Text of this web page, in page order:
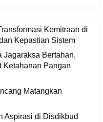
Kemitraan di
Kepastian Sistem
Jagaraksa Bertahan,
Ketahanan Pangan
Matangkan
Aspirasi di Disdikbud